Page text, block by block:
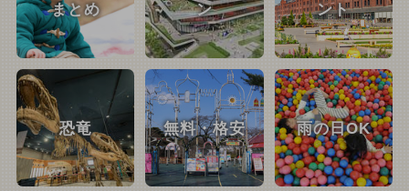
まとめ
ン
ント
恐竜 無料・格安 雨の日OK